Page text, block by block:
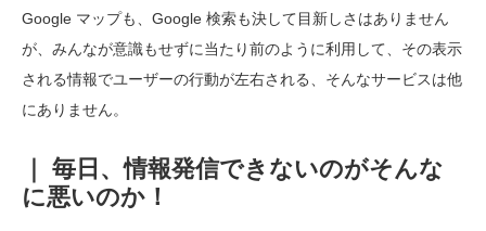
Google マップも、Google 検索も決して目新しさはありません
が、みんなが意識もせずに当たり前のように利用して、その表示
される情報でユーザーの行動が左右される、そんなサービスは他
にありません。
｜ 毎日、情報発信できないのがそんな
に悪いのか！